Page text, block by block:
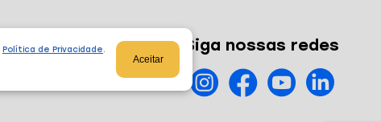
Política de Privacidade.
Aceitar
Siga nossas redes